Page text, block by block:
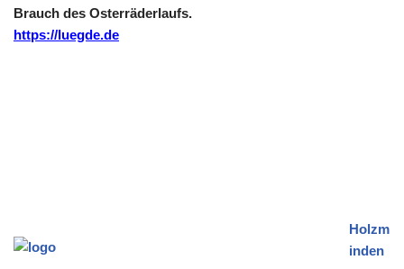
Brauch des Osterräderlaufs.
https://luegde.de
Holzm
inden